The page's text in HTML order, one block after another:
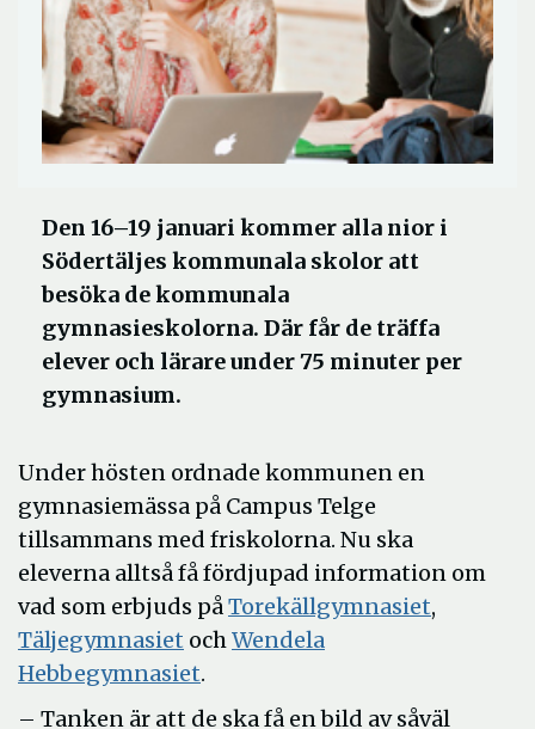
Den 16–19 januari kommer alla nior i
Södertäljes kommunala skolor att
besöka de kommunala
gymnasieskolorna. Där får de träffa
elever och lärare under 75 minuter per
gymnasium.
Under hösten ordnade kommunen en
gymnasiemässa på Campus Telge
tillsammans med friskolorna. Nu ska
eleverna alltså få fördjupad information om
vad som erbjuds påTorekällgymnasiet,
Täljegymnasiet ochWendela
Hebbegymnasiet.
– Tanken är att de ska få enbild av såväl